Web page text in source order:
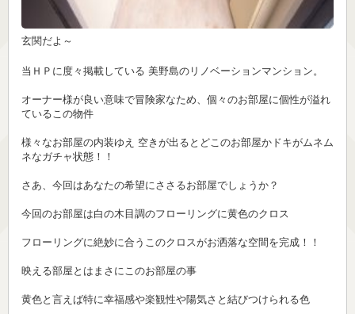
当ＨＰに度々掲載している 美野島のリノベーションマンション。
オーナー様が良い意味で冒険家なため、個々のお部屋に個性が溢れ
ているこの物件
様々なお部屋の内装ゆえ 空きが出るとどこのお部屋かドキがムネム
ネなガチャ状態！！
さあ、今回はあなたの希望にささるお部屋でしょうか？
今回のお部屋は白の木目調のフローリングに黄色のクロス
フローリングに絶妙に合うこのクロスがお洒落な空間を完成！！
映える部屋とはまさにこのお部屋の事
黄色と言えば特に幸福感や楽観性や陽気さと結びつけられる色
玄関だよ～